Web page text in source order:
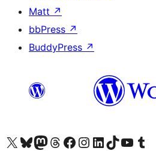
Matt ↗
bbPress ↗
BuddyPress ↗
ကျွန်ုပ်တို့၏ X (ယခင် Twitter) အကောင့်သို့ သွားရောက်ကြည့်ရှုပါကျွန်ုပ်တို့၏ Bluesky အကောင့်သို့ ဝင်ရောက်ကြည့်ရှုရန်
ကျွန်ုပ်တို့၏ Mastodon အကောင့်သို့ သွားရောက်ကြည့်ရှုပါကျွန်ုပ်တို့၏ Threads အကောင့်သို့ ဝင်ရောက်ကြည့်ရှုရန်
ကျွန်ုပ်တို့၏ Facebook စာမျက်နှာသို့ သွားရောက်ကြည့်ရှုပါကျွန်ုပ်တို့၏ Instagram အကောင့်သို့ သွားရောက်ကြည့်ရှုပါ ကျွန်ုပ်တို့၏ LinkedIn အကောင့်သို့ သွားရောက်ကြည့်ရှုပါကျွန်ုပ်တို့၏ TikTok အကောင့်သို့ ဝင်ရောက်ကြည့်ရှုရန်
ကျွန်ုပ်တို့၏ YouTube ချန်နယ်သို့ သွားရောက်ကြည့်ရှုပါ ကျွန်ုပ်တို့၏ Tumblr အကောင့်သို့ ဝင်ရောက်ကြည့်ရှုရန်